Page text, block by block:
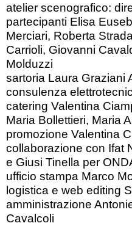
atelier scenografico:
partecipanti Elisa
Merciari, Roberta
Carrioli, Giovanni
Molduzzi
sartoria Laura Graziani
consulenza
catering Valentina
Maria Bollettieri, Maria
promozione Valentina
collaborazione con Ifat
e Giusi Tinella per
ufficio stampa Marco
logistica e web editing
amministrazione
Cavalcoli